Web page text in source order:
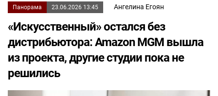
Панорама 23.06.2026 13:45 Ангелина Егоян
«Искусственный» остался без
дистрибьютора: Amazon MGM вышла
из проекта, другие студии пока не
решились